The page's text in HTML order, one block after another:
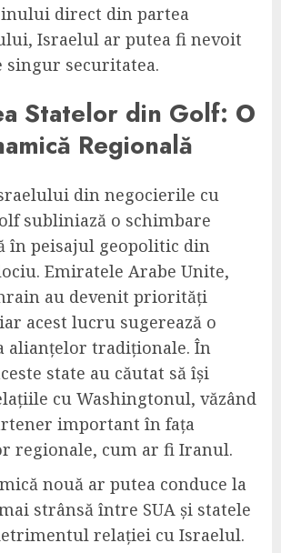
direct din partea
Israelul ar putea fi nevoit
singur securitatea.
Statelor din Golf: O
Regională
din negocierile cu
subliniază o schimbare
în peisajul geopolitic din
Emiratele Arabe Unite,
au devenit priorități
acest lucru sugerează o
alianțelor tradiționale. În
state au căutat să își
cu Washingtonul, văzând
important în fața
regionale, cum ar fi Iranul.
nouă ar putea conduce la
strânsă între SUA și statele
relației cu Israelul.